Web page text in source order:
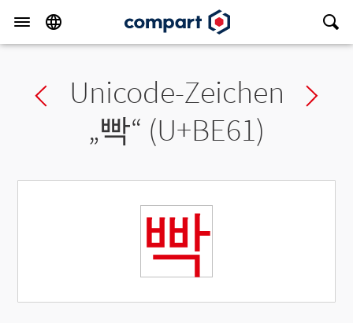
Previous char
Unicode-Zeichen
„빡“ (U+BE61)
빡